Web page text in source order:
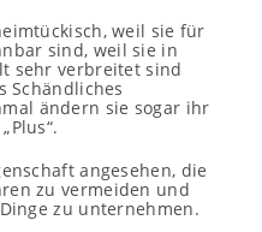
weil sie für
sind, weil sie in
sehr verbreitet sind
Schändliches
ändern sie sogar ihr
angesehen, die
zu vermeiden und
zu unternehmen.